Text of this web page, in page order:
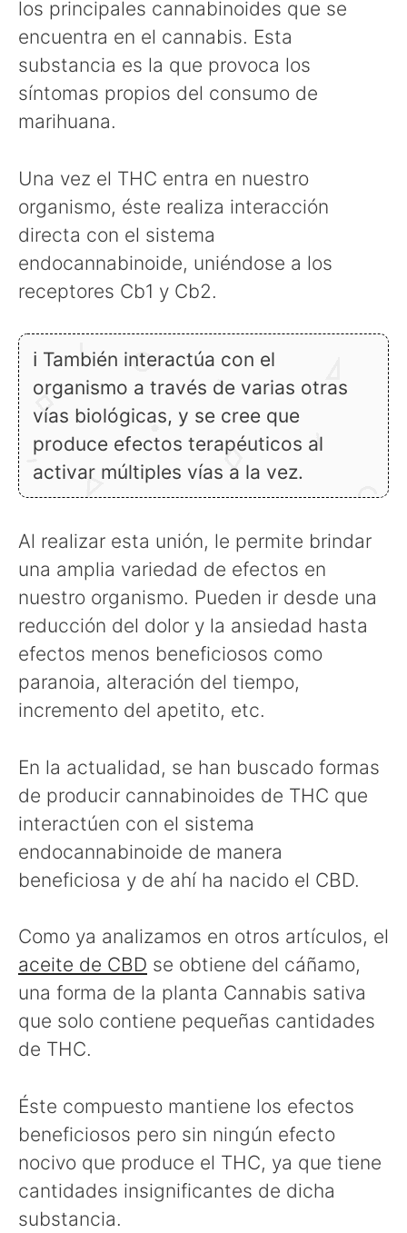
los principales cannabinoides que se
encuentra en el cannabis. Esta
substancia es la que provoca los
síntomas propios del consumo de
marihuana.
Una vez el THC entra en nuestro
organismo, éste realiza interacción
directa con el sistema
endocannabinoide, uniéndose a los
receptores Cb1 y Cb2.
ℹ También interactúa con el
organismo a través de varias otras
vías biológicas, y se cree que
produce efectos terapéuticos al
activar múltiples vías a la vez.
Al realizar esta unión, le permite brindar
una amplia variedad de efectos en
nuestro organismo. Pueden ir desde una
reducción del dolor y la ansiedad hasta
efectos menos beneficiosos como
paranoia, alteración del tiempo,
incremento del apetito, etc.
En la actualidad, se han buscado formas
de producir cannabinoides de THC que
interactúen con el sistema
endocannabinoide de manera
beneficiosa y de ahí ha nacido el CBD.
Como ya analizamos en otros artículos, el
aceite de CBD se obtiene del cáñamo,
una forma de la planta Cannabis sativa
que solo contiene pequeñas cantidades
de THC.
Éste compuesto mantiene los efectos
beneficiosos pero sin ningún efecto
nocivo que produce el THC, ya que tiene
cantidades insignificantes de dicha
substancia.